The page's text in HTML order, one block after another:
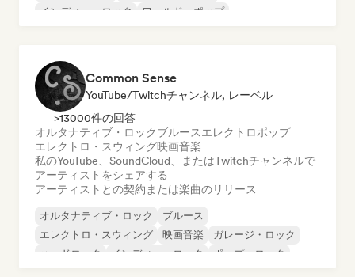
インディー・ロック
ワールド・ポップ
Common Sense
YouTube/Twitchチャンネル, レーベル
>13000件の回答
オルタナティブ・ロックブルースエレクトロポップ
エレクトロ・スウィング映画音楽
私のYouTube、SoundCloud、またはTwitchチャンネルで
アーティストをシェアする
アーティストとの契約または楽曲のリリース
オルタナティブ・ロック
ブルース
エレクトロ・スウィング
映画音楽
ガレージ・ロック
ハードロック
インディー・ロック ポップ・ロック